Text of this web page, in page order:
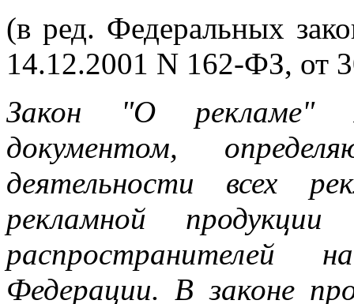
(в ред. Федеральных
14.12.2001 N 162-ФЗ, от
Закон "О рекламе"
документом,
деятельности всех
рекламной
распространителей
Федерации. В законе